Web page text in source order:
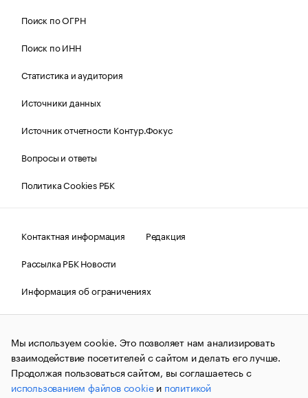
Поиск по ОГРН
Поиск по ИНН
Статистика и аудитория
Источники данных
Источник отчетности Контур.Фокус
Вопросы и ответы
Политика Cookies РБК
Контактная информация
Редакция
Рассылка РБК Новости
Информация об ограничениях
Правовая информация
О соблюдении авторских прав
© АО «РОСБИЗНЕСКОНСАЛТИНГ»,1995–2026.Сообщения
и материалы информационного агентства «РБК»
(зарегистрировано Федеральной службой по надзору в сфере
связи, информационных технологий и массовых
коммуникаций (Роскомнадзор) 09.12.2015 за номером ИА
Мы используем cookie. Это позволяет нам анализировать
взаимодействие посетителей с сайтом и делать его лучше.
Продолжая пользоваться сайтом, вы соглашаетесь с
использованием файлов cookieи политикой